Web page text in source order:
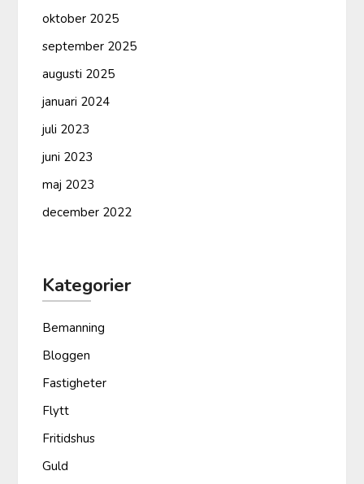
oktober 2025
september 2025
augusti 2025
januari 2024
juli 2023
juni 2023
maj 2023
december 2022
Kategorier
Bemanning
Bloggen
Fastigheter
Flytt
Fritidshus
Guld